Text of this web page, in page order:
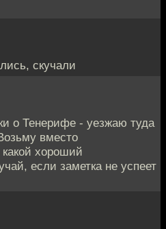
скучали
о Тенерифе - уезжаю туда
вместо
хороший
если заметка не успеет